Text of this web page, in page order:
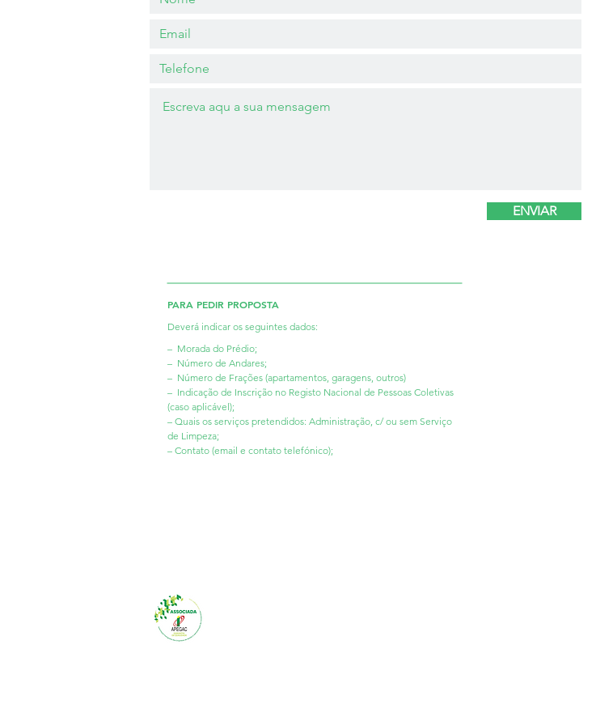
ENVIAR
PARA PEDIR PROPOSTA
Deverá indicar os seguintes dados:
– Morada do Prédio;
– Número de Andares;
– Número de Frações (apartamentos, garagens, outros)
– Indicação de Inscrição no Registo Nacional de Pessoas Coletivas
(caso aplicável);
– Quais os serviços pretendidos: Administração, c/ ou sem Serviço
de Limpeza;
– Contato (email e contato telefónico);